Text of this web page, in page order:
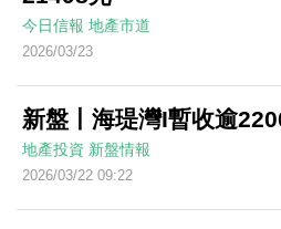
今日信報 地產市道
2026/03/23
新盤丨海瑅灣I暫收逾
地產投資 新盤情報
2026/03/22 09:22